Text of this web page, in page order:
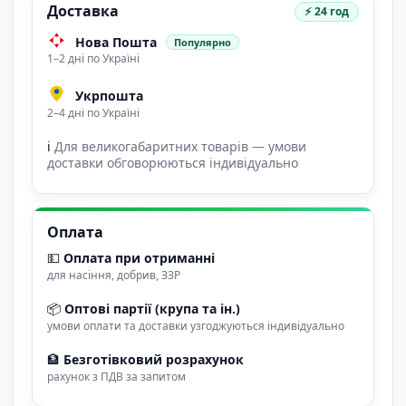
Доставка ⚡ 24 год
Нова Пошта Популярно
1–2 дні по Україні
Укрпошта
2–4 дні по Україні
ℹ Для великогабаритних товарів — умови
доставки обговорюються індивідуально
Оплата
💵 Оплата при отриманні
для насіння, добрив, ЗЗР
📦 Оптові партії (крупа та ін.)
умови оплати та доставки узгоджуються індивідуально
🏦 Безготівковий розрахунок
рахунок з ПДВ за запитом